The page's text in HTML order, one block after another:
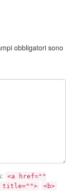
obbligatori sono
<a href=""
title="">
<b>